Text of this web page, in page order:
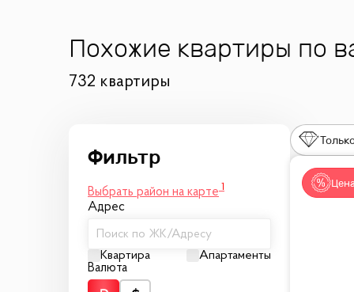
Похожие квартиры по
732 квартиры
Выбрать район на карте
Адрес
Поиск по ЖК/Адресу
Квартира
Апартаменты
Валюта